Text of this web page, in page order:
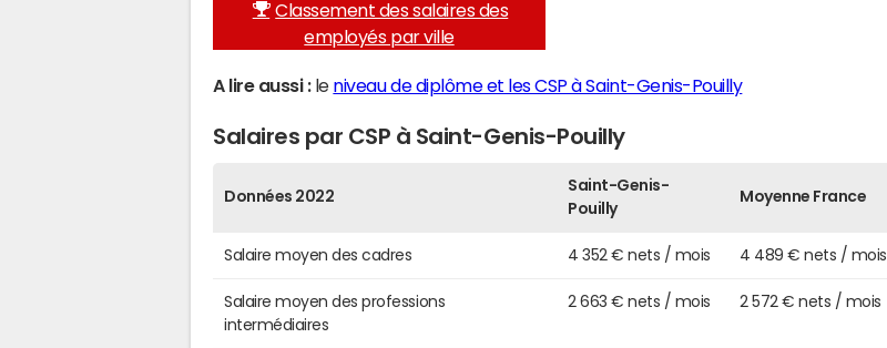
Classement des salaires des
employés par ville
A lire aussi :le niveau de diplôme et les CSP à Saint-Genis-Pouilly
Salaires par CSP à Saint-Genis-Pouilly
Données 2022
Saint-Genis-
Pouilly
Moyenne France
Salaire moyen des cadres 4 352 € nets / mois 4 489 € nets / mois
Salaire moyen des professions
intermédiaires
2 663 € nets / mois 2 572 € nets / mois